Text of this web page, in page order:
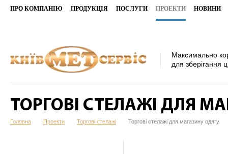
ПРО КОМПАНІЮ ПРОДУКЦІЯ ПОСЛУГИ ПРОЕКТИ НОВИНИ
Максимально
для зберігання
ТОРГОВІ СТЕЛАЖІ ДЛЯ
Головна Проекти Торгові стелажі Торгові стелажі для магазину одягу